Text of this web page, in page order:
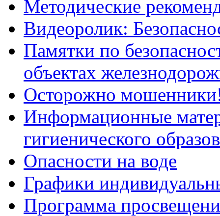
Методические
Видеоролик:
Памятки по
объектах
Осторожно
Информационные
гигиенического
Опасности на воде
Графики
Программа